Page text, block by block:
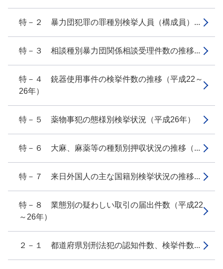
特－２ 暴力団犯罪の罪種別検挙人員（構成員）...
特－３ 相談種別暴力団関係相談受理件数の推移...
特－４ 銃器使用事件の検挙件数の推移（平成22～
26年）
特－５ 薬物事犯の態様別検挙状況（平成26年）
特－６ 大麻、麻薬等の種類別押収状況の推移（...
特－７ 来日外国人の主な国籍別検挙状況の推移...
特－８ 業態別の疑わしい取引の届出件数（平成22
～26年）
２－１ 都道府県別刑法犯の認知件数、検挙件数...